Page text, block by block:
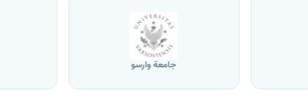
جامعة وارسو